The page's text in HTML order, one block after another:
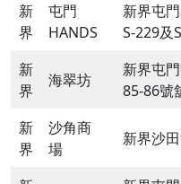
新
界
屯門
HANDS
新界屯
S-229及
新
界
海翠坊
新界屯
85-86號
新
界
沙角商
場
新界沙